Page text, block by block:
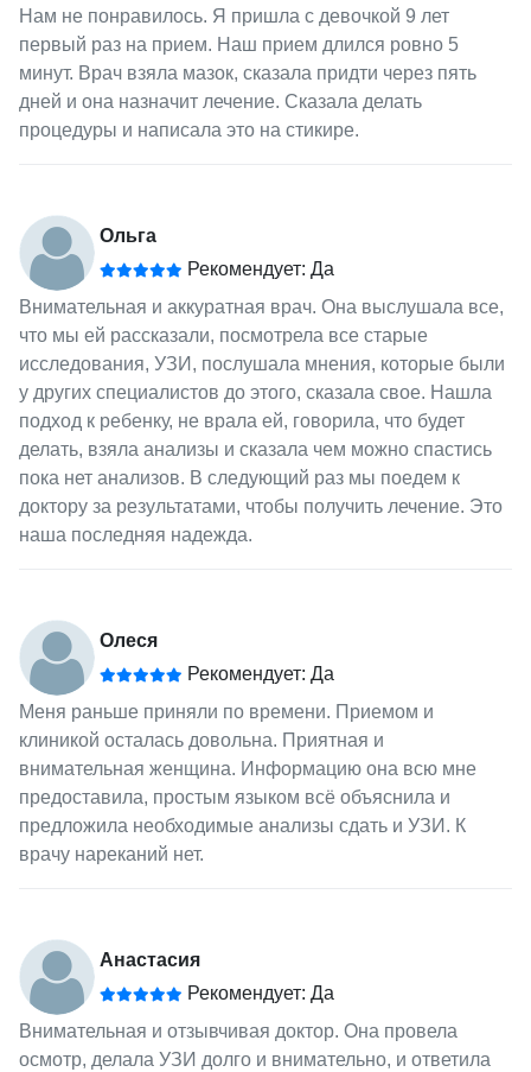
Нам не понравилось. Я пришла с девочкой 9 лет
первый раз на прием. Наш прием длился ровно 5
минут. Врач взяла мазок, сказала придти через пять
дней и она назначит лечение. Сказала делать
процедуры и написала это на стикире.
Ольга
Рекомендует: Да
Внимательная и аккуратная врач. Она выслушала все,
что мы ей рассказали, посмотрела все старые
исследования, УЗИ, послушала мнения, которые были
у других специалистов до этого, сказала свое. Нашла
подход к ребенку, не врала ей, говорила, что будет
делать, взяла анализы и сказала чем можно спастись
пока нет анализов. В следующий раз мы поедем к
доктору за результатами, чтобы получить лечение. Это
наша последняя надежда.
Олеся
Рекомендует: Да
Меня раньше приняли по времени. Приемом и
клиникой осталась довольна. Приятная и
внимательная женщина. Информацию она всю мне
предоставила, простым языком всё объяснила и
предложила необходимые анализы сдать и УЗИ. К
врачу нареканий нет.
Анастасия
Рекомендует: Да
Внимательная и отзывчивая доктор. Она провела
осмотр, делала УЗИ долго и внимательно, и ответила